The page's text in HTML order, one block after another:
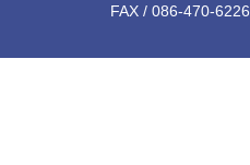
FAX / 086-470-6226